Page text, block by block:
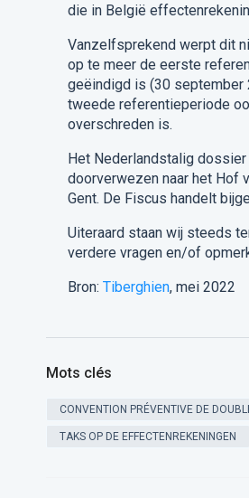
die in België
Vanzelfsprekend werpt dit
op te meer de eerste
geëindigd is (30 september
tweede referentieperiode
overschreden is.
Het Nederlandstalig
doorverwezen naar het Hof
Gent. De Fiscus handelt
Uiteraard staan wij steeds
verdere vragen en/of
Bron: Tiberghien, mei 2022
Mots clés
CONVENTION PRÉVENTIVE DE
TAKS OP DE EFFECTENREKENINGEN